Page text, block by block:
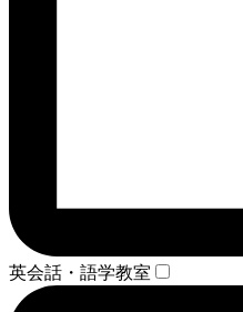
英会話・語学教室